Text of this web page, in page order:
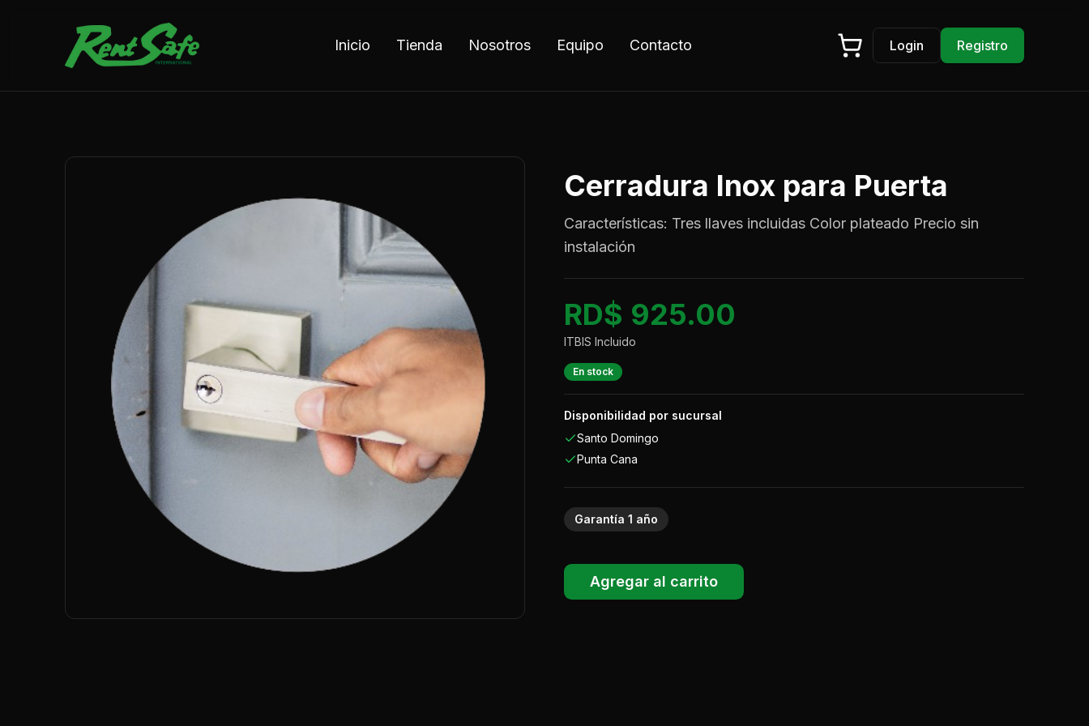
Inicio Tienda Nosotros Equipo Contacto Login Registro
Cerradura Inox para Puerta
Características: Tres llaves incluidas Color plateado Precio sin
instalación
RD$ 925.00
ITBIS Incluido
En stock
Disponibilidad por sucursal
Santo Domingo
Punta Cana
Garantía 1 año
Agregar al carrito